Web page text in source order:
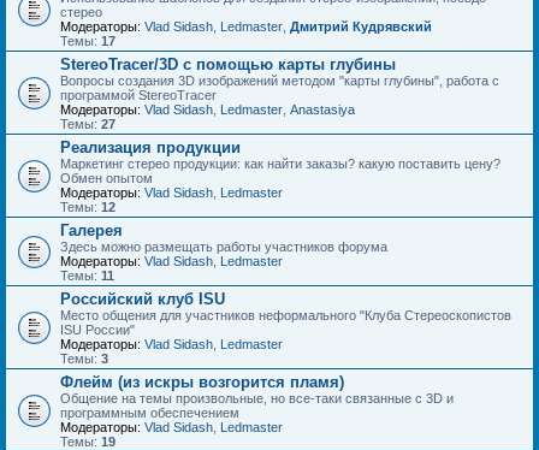
стерео
Модераторы: Vlad Sidash Ledmaster Дмитрий Кудрявский
Темы: 17
StereoTracer/3D с помощью карты глубины
Вопросы создания 3D изображений методом "карты глубины", работа с
программой StereoTracer
Модераторы: Vlad Sidash Ledmaster Anastasiya
Темы: 27
Реализация продукции
Маркетинг стерео продукции: как найти заказы? какую поставить цену?
Обмен опытом
Модераторы: Vlad Sidash Ledmaster
Темы: 12
Галерея
Здесь можно размещать работы участников форума
Модераторы: Vlad Sidash Ledmaster
Темы: 11
Российский клуб ISU
Место общения для участников неформального "Клуба Стереоскопистов
ISU России"
Модераторы: Vlad Sidash Ledmaster
Темы: 3
Флейм (из искры возгорится пламя)
Общение на темы произвольные, но все-таки связанные с 3D и
программным обеспечением
Модераторы: Vlad Sidash Ledmaster
Темы: 19